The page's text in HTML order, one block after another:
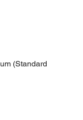
(Standard